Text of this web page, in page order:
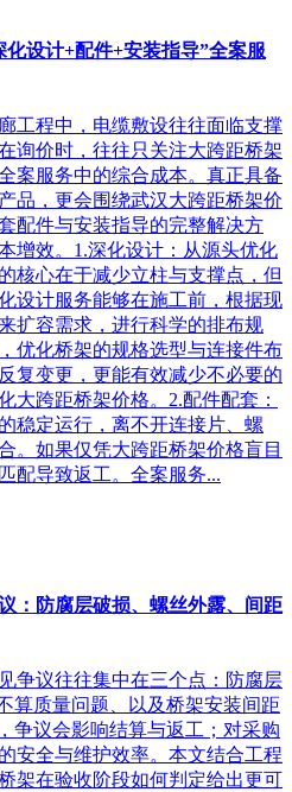
设计+配件+安装指导”全案服
工程中，电缆敷设往往面临支撑
询价时，往往只关注大跨距桥架
案服务中的综合成本。真正具备
品，更会围绕武汉大跨距桥架价
配件与安装指导的完整解决方
增效。1.深化设计：从源头优化
核心在于减少立柱与支撑点，但
设计服务能够在施工前，根据现
扩容需求，进行科学的排布规
优化桥架的规格选型与连接件布
复变更，更能有效减少不必要的
大跨距桥架价格。2.配件配套：
稳定运行，离不开连接片、螺
。如果仅凭大跨距桥架价格盲目
配导致返工。全案服务...
：防腐层破损、螺丝外露、间距
争议往往集中在三个点：防腐层
算质量问题、以及桥架安装间距
争议会影响结算与返工；对采购
安全与维护效率。本文结合工程
架在验收阶段如何判定给出更可